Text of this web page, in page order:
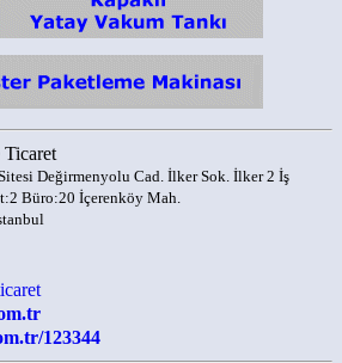
Değirmenyolu Cad. İlker Sok. İlker 2 İş
Büro:20 İçerenköy Mah.
123344